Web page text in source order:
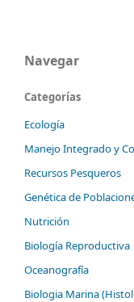
Navegar
Categorías
Ecología
Manejo Integrado y
Recursos Pesqueros
Genética de
Nutrición
Biología Reproductiva
Oceanografía
Biologia Marina